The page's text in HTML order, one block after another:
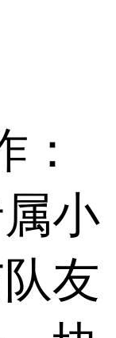
：
小
友